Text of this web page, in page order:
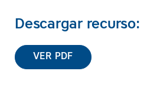
Descargar recurso:
VER PDF